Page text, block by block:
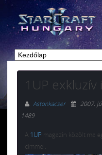
1UP
Astonkacser 2007.
1489
A 1UP magazin közölt ma
címmel.